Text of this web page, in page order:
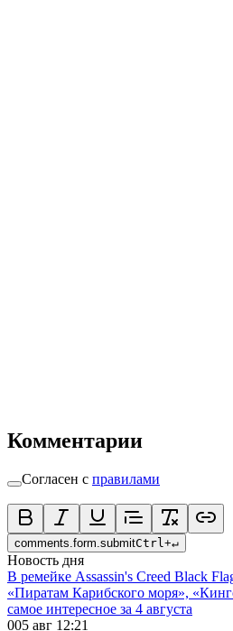
Комментарии
Согласен с правилами
comments.form.submitCtrl +↵
Новость дня
В ремейке Assassin's Creed Black
«Пиратам Карибского моря»,
самое интересное за 4 августа
005 авг 12:21